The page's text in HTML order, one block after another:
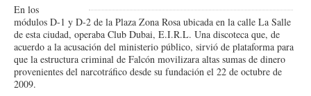
En los
módulos D-1 y D-2 de la Plaza Zona Rosa ubicada en la calle La Salle
de esta ciudad, operaba Club Dubai, E.I.R.L. Una discoteca que, de
acuerdo a la acusación del ministerio público, sirvió de plataforma para
que la estructura criminal de Falcón movilizara altas sumas de dinero
provenientes del narcotráfico desde su fundación el 22 de octubre de
2009.